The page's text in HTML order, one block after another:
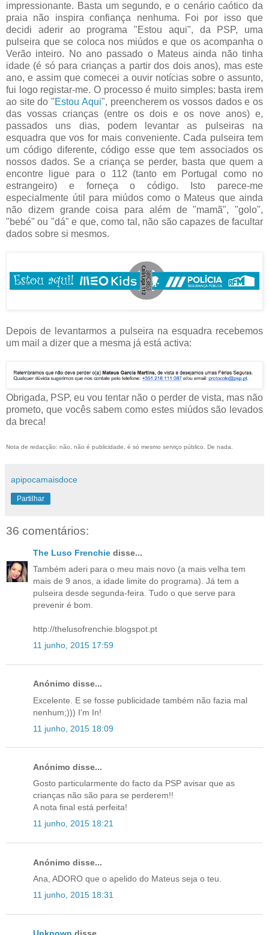
impressionante. Basta um segundo, e o cenário caótico da
praia não inspira confiança nenhuma. Foi por isso que
decidi aderir ao programa "Estou aqui", da PSP, uma
pulseira que se coloca nos miúdos e que os acompanha o
Verão inteiro. No ano passado o Mateus ainda não tinha
idade (é só para crianças a partir dos dois anos), mas este
ano, e assim que comecei a ouvir notícias sobre o assunto,
fui logo registar-me. O processo é muito simples: basta irem
ao site do "Estou Aqui", preencherem os vossos dados e os
das vossas crianças (entre os dois e os nove anos) e,
passados uns dias, podem levantar as pulseiras na
esquadra que vos for mais conveniente. Cada pulseira tem
um código diferente, código esse que tem associados os
nossos dados. Se a criança se perder, basta que quem a
encontre ligue para o 112 (tanto em Portugal como no
estrangeiro) e forneça o código. Isto parece-me
especialmente útil para miúdos como o Mateus que ainda
não dizem grande coisa para além de "mamã", "golo",
"bebé" ou "dá" e que, como tal, não são capazes de facultar
dados sobre si mesmos.
Depois de levantarmos a pulseira na esquadra recebemos
um mail a dizer que a mesma já está activa:
Obrigada, PSP, eu vou tentar não o perder de vista, mas não
prometo, que vocês sabem como estes miúdos são levados
da breca!
Nota de redacção: não, não é publicidade, é só mesmo serviço público. De nada.
apipocamaisdoce
Partilhar
36 comentários:
The Luso Frenchie disse...
Também aderi para o meu mais novo (a mais velha tem
mais de 9 anos, a idade limite do programa). Já tem a
pulseira desde segunda-feira. Tudo o que serve para
prevenir é bom.
http://thelusofrenchie.blogspot.pt
11 junho, 2015 17:59
Anónimo disse...
Excelente. E se fosse publicidade também não fazia mal
nenhum;))) I'm In!
11 junho, 2015 18:09
Anónimo disse...
Gosto particularmente do facto da PSP avisar que as
crianças não são para se perderem!!
A nota final está perfeita!
11 junho, 2015 18:21
Anónimo disse...
Ana, ADORO que o apelido do Mateus seja o teu.
11 junho, 2015 18:31